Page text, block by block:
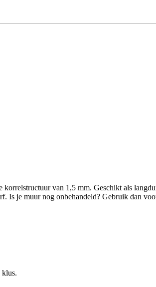
van 1,5 mm. Geschikt als
Is je muur nog onbehandeld? Gebruik dan
klus.